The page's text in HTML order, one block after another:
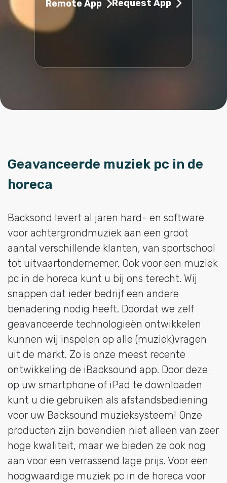
Remote App Request App
Geavanceerde muziek pc in de
horeca
Backsond levert al jaren hard- en software
voor achtergrondmuziek aan een groot
aantal verschillende klanten, van sportschool
tot uitvaartondernemer. Ook voor een muziek
pc in de horeca kunt u bij ons terecht. Wij
snappen dat ieder bedrijf een andere
benadering nodig heeft. Doordat we zelf
geavanceerde technologieën ontwikkelen
kunnen wij inspelen op alle (muziek)vragen
uit de markt. Zo is onze meest recente
ontwikkeling de iBacksound app. Door deze
op uw smartphone of iPad te downloaden
kunt u die gebruiken als afstandsbediening
voor uw Backsound muzieksysteem! Onze
producten zijn bovendien niet alleen van zeer
hoge kwaliteit, maar we bieden ze ook nog
aan voor een verrassend lage prijs. Voor een
hoogwaardige muziek pc in de horeca voor